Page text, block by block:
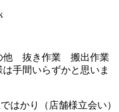
の他 抜き作業 搬出作業
手間いらずかと思いま
はかり（店舗様立会い）